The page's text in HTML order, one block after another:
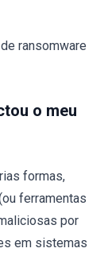
ransomware
o meu
formas,
ferramentas
por
em sistemas